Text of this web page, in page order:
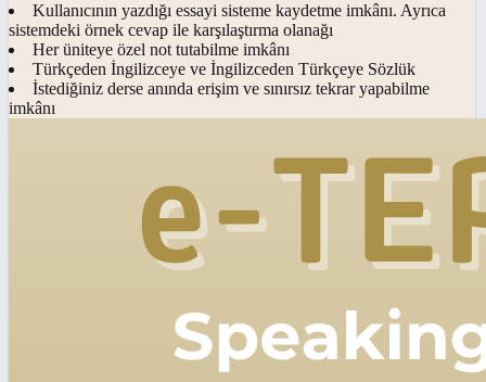
Kullanıcının yazdığı essayi sisteme kaydetme imkânı. Ayrıca
sistemdeki örnek cevap ile karşılaştırma olanağı
Her üniteye özel not tutabilme imkânı
Türkçeden İngilizceye ve İngilizceden Türkçeye Sözlük
İstediğiniz derse anında erişim ve sınırsız tekrar yapabilme
imkânı